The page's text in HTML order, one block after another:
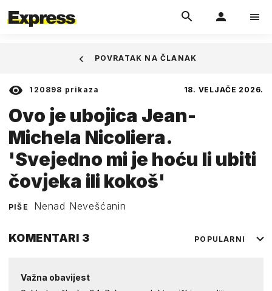
120898 prikaza 18. VELJAČE 2026.
Ovo je ubojica Jean-
Michela Nicoliera.
'Svejedno mi je hoću li ubiti
čovjeka ili kokoš'
PIŠE Nenad Nevešćanin
POVRATAK NA ČLANAK
KOMENTARI 3 POPULARNI
Važna obavijest